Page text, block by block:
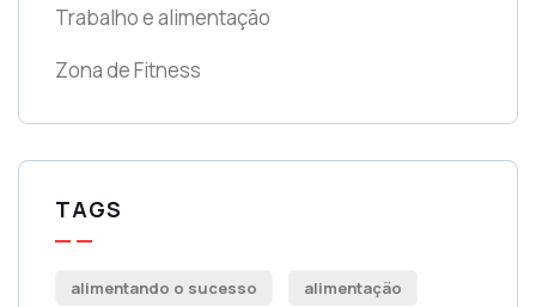
Trabalho e alimentação
Zona de Fitness
TAGS
alimentando o sucesso alimentação